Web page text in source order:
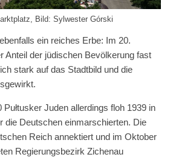
Bild: Sylwester Górski
ein reiches Erbe: Im 20.
Anteil der jüdischen Bevölkerung fast
stark auf das Stadtbild und die
Juden allerdings floh 1939 in
die Deutschen einmarschierten. Die
Reich annektiert und im Oktober
Regierungsbezirk Zichenau